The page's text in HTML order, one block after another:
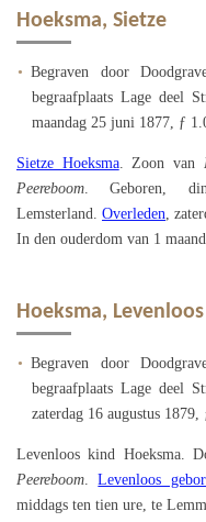
Hoeksma, Sietze
Begraven door
begraafplaats Lage deel
maandag 25 juni 1877, ƒ
Sietze Hoeksma. Zoon van
Peereboom. Geboren,
Lemsterland. Overleden,
In den ouderdom van 1
Hoeksma,
Begraven door
begraafplaats Lage deel
zaterdag 16 augustus 1879,
Levenloos kind Hoeksma.
Peereboom.Levenloos
middags ten tien ure, te